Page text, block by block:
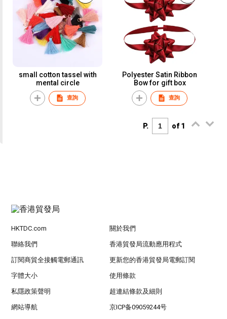
small cotton tassel with
mental circle
查詢
Polyester Satin Ribbon
Bow for gift box
查詢
P. of 1
HKTDC.com 關於我們
聯絡我們 香港貿發局流動應用程式
訂閱商貿全接觸電郵通訊 更新您的香港貿發局電郵訂閱
字體大小 使用條款
私隱政策聲明 超連結條款及細則
網站導航 京ICP备09059244号